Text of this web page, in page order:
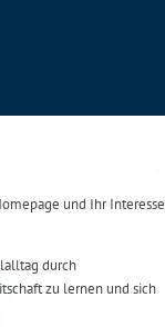
und Ihr Interesse
durch
zu lernen und sich